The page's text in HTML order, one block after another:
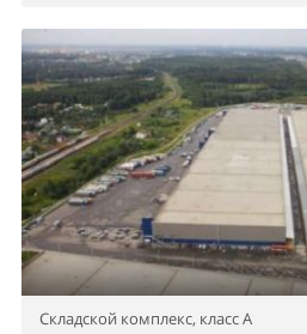
Складской комплекс, класс A